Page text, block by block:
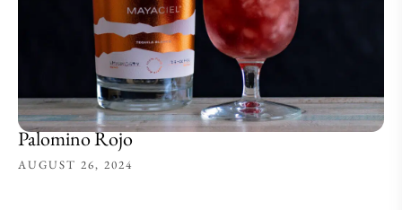
Palomino Rojo
AUGUST 26, 2024